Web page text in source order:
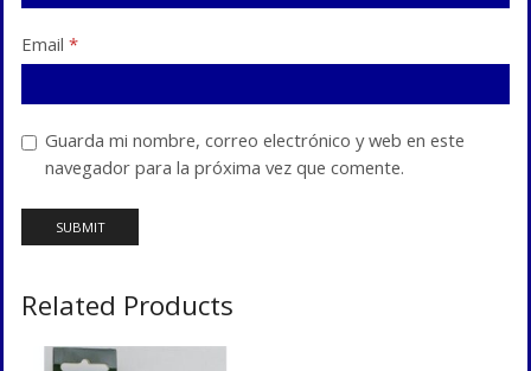
Email *
Guarda mi nombre, correo electrónico y web en este
navegador para la próxima vez que comente.
Related Products